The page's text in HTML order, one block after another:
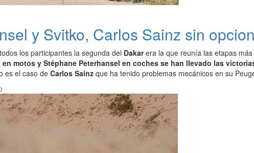
y Svitko, Carlos Sainz sin
los participantes la segunda del Dakarera la que reunía las etapas
motos y Stéphane Peterhansel en coches se han llevado las
es el caso deCarlos Sainz que ha tenido problemas mecánicos en su